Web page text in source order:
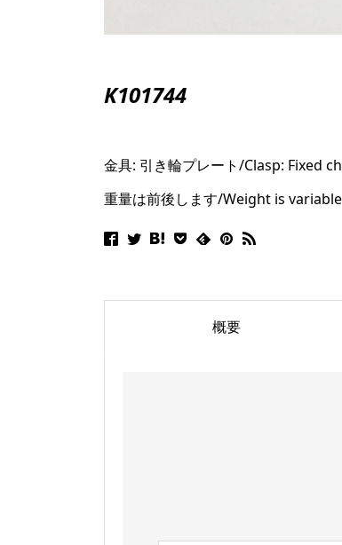
K101744
金具: 引き輪プレート/Clasp: Fixed
重量は前後します/Weight is variable
概要